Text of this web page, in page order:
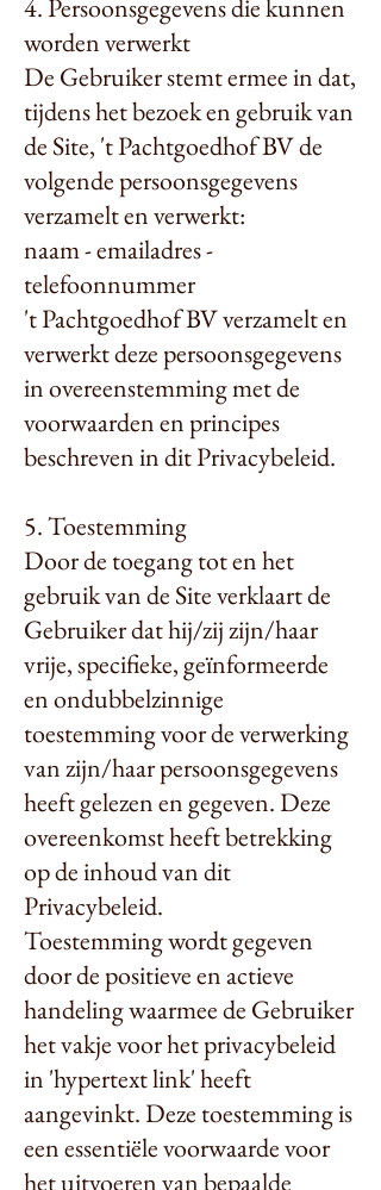
4. Persoonsgegevens die kunnen
worden verwerkt
De Gebruiker stemt ermee in dat,
tijdens het bezoek en gebruik van
de Site, 't Pachtgoedhof BV de
volgende persoonsgegevens
verzamelt en verwerkt:
naam - emailadres -
telefoonnummer
't Pachtgoedhof BV verzamelt en
verwerkt deze persoonsgegevens
in overeenstemming met de
voorwaarden en principes
beschreven in dit Privacybeleid.
5. Toestemming
Door de toegang tot en het
gebruik van de Site verklaart de
Gebruiker dat hij/zij zijn/haar
vrije, specifieke, geïnformeerde
en ondubbelzinnige
toestemming voor de verwerking
van zijn/haar persoonsgegevens
heeft gelezen en gegeven. Deze
overeenkomst heeft betrekking
op de inhoud van dit
Privacybeleid.
Toestemming wordt gegeven
door de positieve en actieve
handeling waarmee de Gebruiker
het vakje voor het privacybeleid
in 'hypertext link' heeft
aangevinkt. Deze toestemming is
een essentiële voorwaarde voor
het uitvoeren van bepaalde